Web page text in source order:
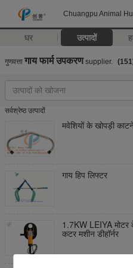
Chuangpu Animal
घर उत्पादों
गुणवत्ता गाय फार्म उपकरण supplier.
सर्वश्रेष्ठ उत्पादों
मवेशियों के खोपड़ी
गाय हिप लिफ्टर
1.7KW LEIYA मोटर
कटर मशीन डीहॉर्नर